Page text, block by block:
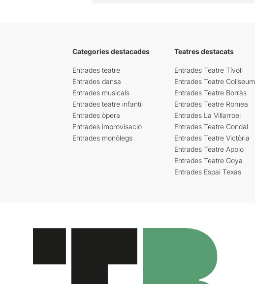
Categories destacades
Entrades teatre
Entrades dansa
Entrades musicals
Entrades teatre infantil
Entrades òpera
Entrades improvisació
Entrades monòlegs
Teatres destacats
Entrades Teatre Tívoli
Entrades Teatre Coliseum
Entrades Teatre Borràs
Entrades Teatre Romea
Entrades La Villarroel
Entrades Teatre Condal
Entrades Teatre Victòria
Entrades Teatre Apolo
Entrades Teatre Goya
Entrades Espai Texas